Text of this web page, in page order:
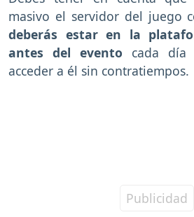
masivo el servidor del juego
deberás estar en la
antes del evento cada día
acceder a él sin contratiempos.